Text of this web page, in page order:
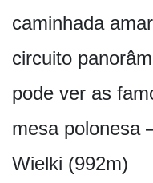
caminhada
circuito
pode ver as
mesa polonesa
Wielki (992m)